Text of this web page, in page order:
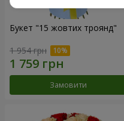
Букет "15 жовтих троянд"
1 954 грн
Замовити